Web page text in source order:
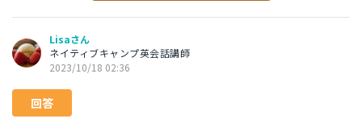
Lisaさん
ネイティブキャンプ英会話講師
2023/10/18 02:36
回答